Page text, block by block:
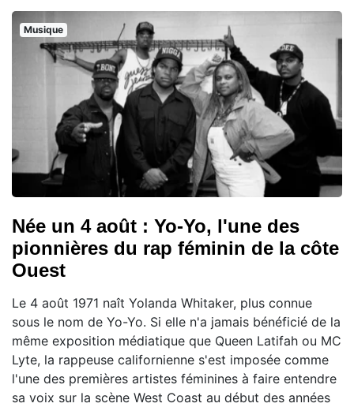
Musique
Née un 4 août : Yo-Yo, l'une des
pionnières du rap féminin de la côte
Ouest
Le 4 août 1971 naît Yolanda Whitaker, plus connue
sous le nom de Yo-Yo. Si elle n'a jamais bénéficié de la
même exposition médiatique que Queen Latifah ou MC
Lyte, la rappeuse californienne s'est imposée comme
l'une des premières artistes féminines à faire entendre
sa voix sur la scène West Coast au début des années